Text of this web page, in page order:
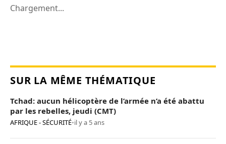
Chargement...
SUR LA MÊME THÉMATIQUE
Tchad: aucun hélicoptère de l’armée n’a été abattu
par les rebelles, jeudi (CMT)
AFRIQUE - SÉCURITÉ•il y a 5 ans